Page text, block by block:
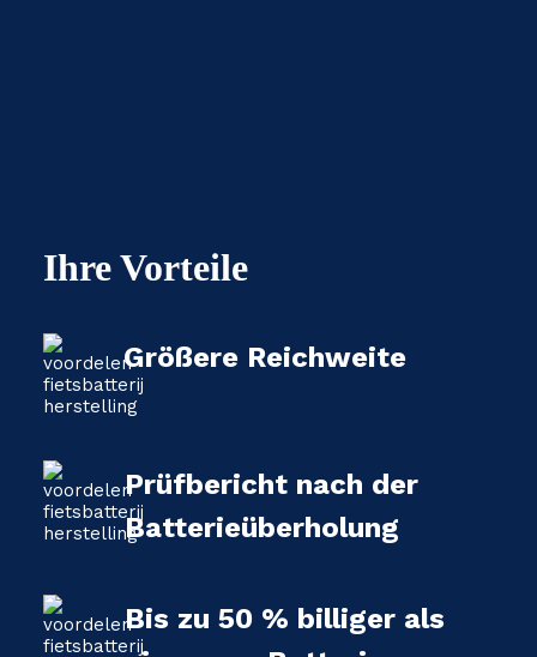
Ihre Vorteile
Größere Reichweite
Prüfbericht nach der
Batterieüberholung
Bis zu 50 % billiger als